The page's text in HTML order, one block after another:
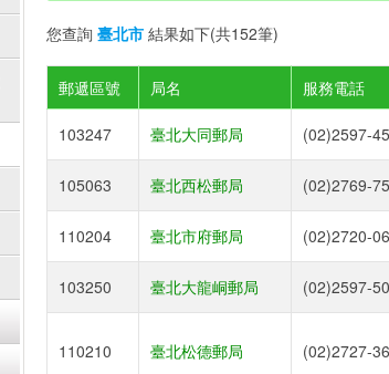
您查詢 臺北市 結果如下(共152筆)
郵遞區號 局名 服務電話
103247 臺北大同郵局 (02)2597-
105063 臺北西松郵局 (02)2769-
110204 臺北市府郵局 (02)2720-
103250 臺北大龍峒郵局 (02)2597-
110210 臺北松德郵局 (02)2727-